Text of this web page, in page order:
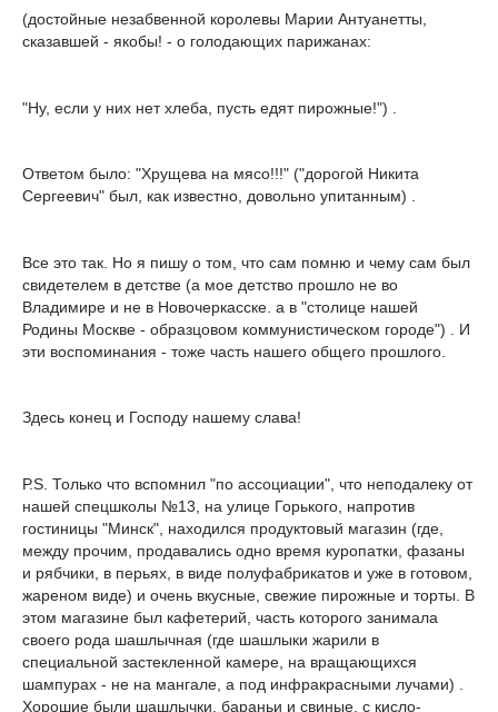
(достойные незабвенной королевы Марии Антуанетты,
сказавшей - якобы! - о голодающих парижанах:
"Ну, если у них нет хлеба, пусть едят пирожные!") .
Ответом было: "Хрущева на мясо!!!" ("дорогой Никита
Сергеевич" был, как известно, довольно упитанным) .
Все это так. Но я пишу о том, что сам помню и чему сам был
свидетелем в детстве (а мое детство прошло не во
Владимире и не в Новочеркасске. а в "столице нашей
Родины Москве - образцовом коммунистическом городе") . И
эти воспоминания - тоже часть нашего общего прошлого.
Здесь конец и Господу нашему слава!
Р.S. Только что вспомнил "по ассоциации", что неподалеку от
нашей спецшколы №13, на улице Горького, напротив
гостиницы "Минск", находился продуктовый магазин (где,
между прочим, продавались одно время куропатки, фазаны
и рябчики, в перьях, в виде полуфабрикатов и уже в готовом,
жареном виде) и очень вкусные, свежие пирожные и торты. В
этом магазине был кафетерий, часть которого занимала
своего рода шашлычная (где шашлыки жарили в
специальной застекленной камере, на вращающихся
шампурах - не на мангале, а под инфракрасными лучами) .
Хорошие были шашлычки, бараньи и свиные, с кисло-